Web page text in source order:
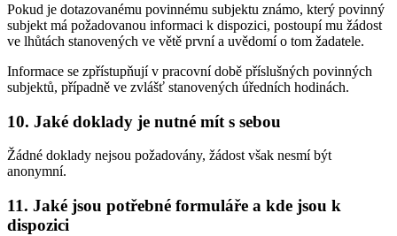
Pokud je dotazovanému povinnému subjektu známo, který povinný
subjekt má požadovanou informaci k dispozici, postoupí mu žádost
ve lhůtách stanovených ve větě první a uvědomí o tom žadatele.
Informace se zpřístupňují v pracovní době příslušných povinných
subjektů, případně ve zvlášť stanovených úředních hodinách.
10. Jaké doklady je nutné mít s sebou
Žádné doklady nejsou požadovány, žádost však nesmí být
anonymní.
11. Jaké jsou potřebné formuláře a kde jsou k
dispozici